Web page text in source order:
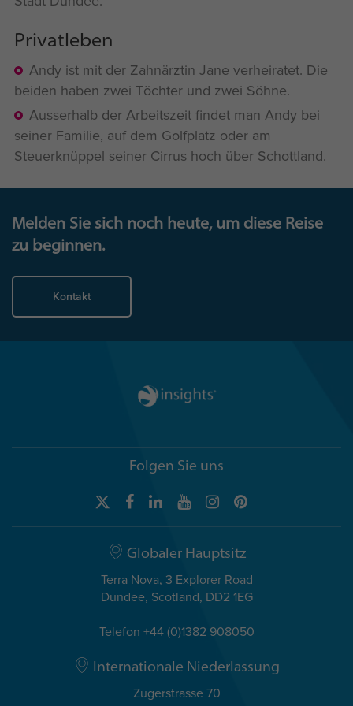
Privatleben
Andy ist mit der Zahnärztin Jane verheiratet. Die
beiden haben zwei Töchter und zwei Söhne.
Ausserhalb der Arbeitszeit findet man Andy bei
seiner Familie, auf dem Golfplatz oder am
Steuerknüppel seiner Cirrus hoch über Schottland.
Melden Sie sich noch heute, um diese Reise
zu beginnen.
Kontakt
Folgen Sie uns
Globaler Hauptsitz
Terra Nova, 3 Explorer Road
Dundee, Scotland, DD2 1EG
Telefon +44 (0)1382 908050
Internationale Niederlassung
Zugerstrasse 70